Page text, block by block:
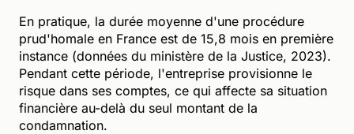
En pratique, la durée moyenne d'une procédure
prud'homale en France est de 15,8 mois en première
instance (données du ministère de la Justice, 2023).
Pendant cette période, l'entreprise provisionne le
risque dans ses comptes, ce qui affecte sa situation
financière au-delà du seul montant de la
condamnation.